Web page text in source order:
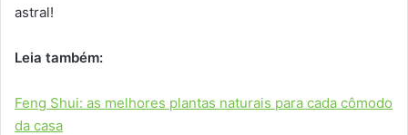
astral!
Leia também:
Feng Shui: as melhores plantas naturais para cada cômodo
da casa